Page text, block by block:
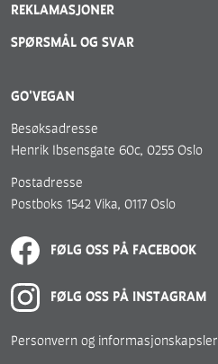
REKLAMASJONER
SPØRSMÅL OG SVAR
GO'VEGAN
Besøksadresse
Henrik Ibsensgate 60c, 0255 Oslo
Postadresse
Postboks 1542 Vika, 0117 Oslo
FØLG OSS PÅ FACEBOOK
FØLG OSS PÅ INSTAGRAM
Personvern og informasjonskapsler